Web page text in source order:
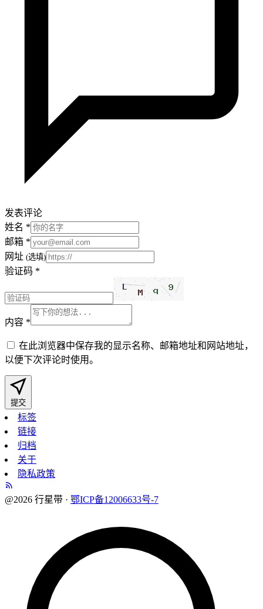
发表评论
姓名 *
邮箱 *
网址 (选填)
验证码 *
内容 *
在此浏览器中保存我的显示名称、邮箱地址和网站地址，
以便下次评论时使用。
提交
标签
链接
归档
关于
隐私政策
@2026 行星带 · 鄂ICP备12006633号-7